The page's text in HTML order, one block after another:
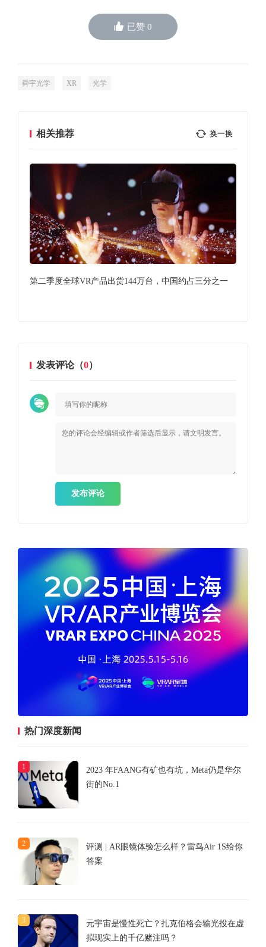
已赞 0
舜宇光学 XR 光学
相关推荐 换一换
第二季度全球VR产品出货144万台，中国约占三分之一
发表评论（0）
发布评论
热门深度新闻
1
2023 年FAANG有矿也有坑，Meta仍是华尔
街的No.1
2
评测 | AR眼镜体验怎么样？雷鸟Air 1S给你
答案
3
元宇宙是慢性死亡？扎克伯格会输光投在虚
拟现实上的千亿赌注吗？